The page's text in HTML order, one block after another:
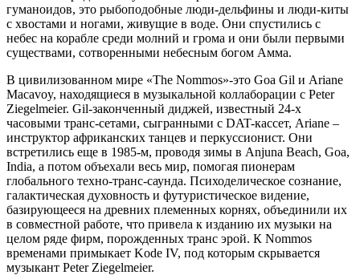
гуманоидов, это рыбоподобные люди-дельфины и люди-киты
с хвостами и ногами, живущие в воде. Они спустились с
небес на корабле среди молний и грома и они были первыми
существами, сотворенными небесным богом Амма.
В цивилизованном мире «The Nommos»-это Goa Gil и Ariane
Macavoy, находящиеся в музыкальной коллаборации с Peter
Ziegelmeier. Gil-законченный диджей, известный 24-х
часовыми транс-сетами, сыгранными с DAT-кассет, Ariane –
инструктор африканских танцев и перкуссионист. Они
встретились еще в 1985-м, проводя зимы в Anjuna Beach, Goa,
India, а потом объехали весь мир, помогая пионерам
глобального техно-транс-саунда. Психоделическое сознание,
галактическая духовность и футуристическое видение,
базирующееся на древних племенных корнях, объединили их
в совместной работе, что привела к изданию их музыки на
целом ряде фирм, порожденных транс эрой. К Nommos
временами примыкает Kode IV, под которым скрывается
музыкант Peter Ziegelmeier.